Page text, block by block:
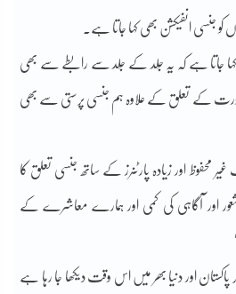
کو جنسی انفیکشن بھی کہا جاتا ہے۔
جاتا ہے کہ یہ جِلد کے جِلد سے رابطے سے بھی
عورت کے تعلق کے علاوہ ہم جنسی پرستی سے بھی
محفوظ اور زیادہ پارٹنرز کے ساتھ جنسی تعلق کا
اور آگاہی کی کمی اور ہمارے معاشرے کے
اور دنیا بھر میں اس وقت دیکھا جا رہا ہے